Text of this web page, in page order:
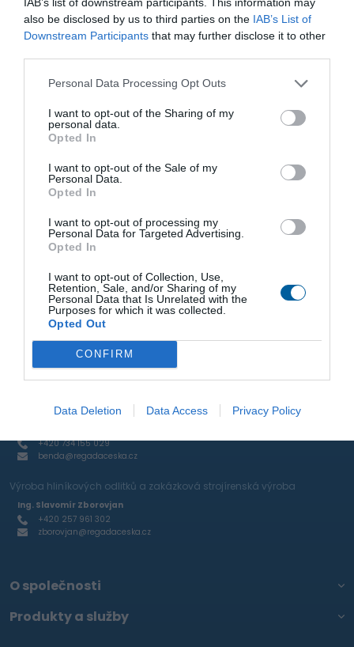
also be disclosed by us to third parties on the IAB’s List of
Downstream Participants that may further disclose it to other
Personal Data Processing Opt Outs
I want to opt-out of the Sharing of my
personal data.
Opted In
I want to opt-out of the Sale of my
Personal Data.
Opted In
I want to opt-out of processing my
Personal Data for Targeted Advertising.
Opted In
I want to opt-out of Collection, Use,
Retention, Sale, and/or Sharing of my
Personal Data that Is Unrelated with the
Purposes for which it was collected.
Opted Out
CONFIRM
Data Deletion Data Access Privacy Policy
Buďte s REGADOU vždy o krok napřed.
Získejte exkluzivní produktové novinky, odborné tipy a aktuality
ze světa automatizace – přímo do vaší e-mailové schránky.
Přihlaste se k odběru newsletteru a mějte přehled o tom
Souhlasím se zpracováním osobních údajů.
Zásady ochrany
osobních údajů.
Obchodní zastoupení
Specialista pro servopohony a průmyslové armatury
Stanislav Šimůnek
+420 731 521 791
simunek@regadaceska.cz
Specialista pro elektromagnetické ventily a pneumatické prvky
+420 734 155 029
benda@regadaceska.cz
Výroba hliníkových odlitků a zakázková strojírenská výroba
Ing. Slavomír Zborovjan
+420 257 961 302
zborovjan@regadaceska.cz
O společnosti
Produkty a služby